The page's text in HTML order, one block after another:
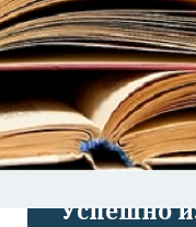
Успешно